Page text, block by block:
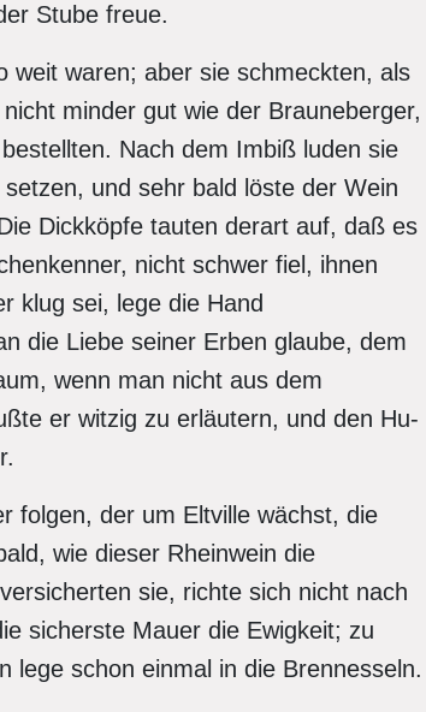
Stube freue.
weit waren; aber sie schmeckten, als
minder gut wie der Brauneberger,
Nach dem Imbiß luden sie
und sehr bald löste der Wein
Dickköpfe tauten derart auf, daß es
nicht schwer fiel, ihnen
klug sei, lege die Hand
die Liebe seiner Erben glaube, dem
wenn man nicht aus dem
er witzig zu erläutern, und den Hu-
folgen, der um Eltville wächst, die
wie dieser Rheinwein die
sie, richte sich nicht nach
sicherste Mauer die Ewigkeit; zu
lege schon einmal in die Brennesseln.